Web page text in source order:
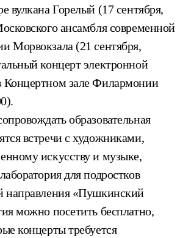
вулкана Горелый (17 сентября,
ансамбля современной
Морвокзала (21 сентября,
концерт электронной
Концертном зале Филармонии
образовательная
встречи с художниками,
искусству и музыке,
для подростков
направления «Пушкинский
можно посетить бесплатно,
концерты требуется